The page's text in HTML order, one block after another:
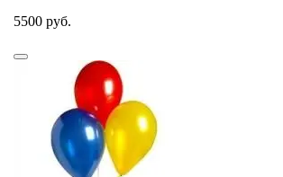
5500 руб.